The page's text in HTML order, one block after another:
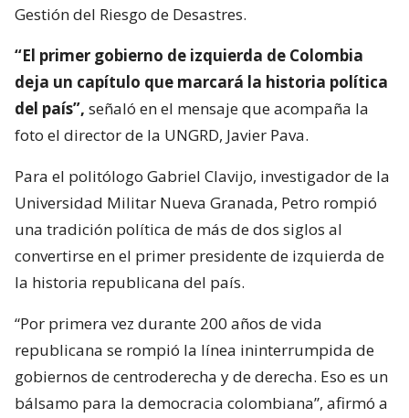
Gestión del Riesgo de Desastres.
“El primer gobierno de izquierda de Colombia
deja un capítulo que marcará la historia política
del país”, señaló en el mensaje que acompaña la
foto el director de la UNGRD, Javier Pava.
Para el politólogo Gabriel Clavijo, investigador de la
Universidad Militar Nueva Granada, Petro rompió
una tradición política de más de dos siglos al
convertirse en el primer presidente de izquierda de
la historia republicana del país.
“Por primera vez durante 200 años de vida
republicana se rompió la línea ininterrumpida de
gobiernos de centroderecha y de derecha. Eso es un
bálsamo para la democracia colombiana”, afirmó a